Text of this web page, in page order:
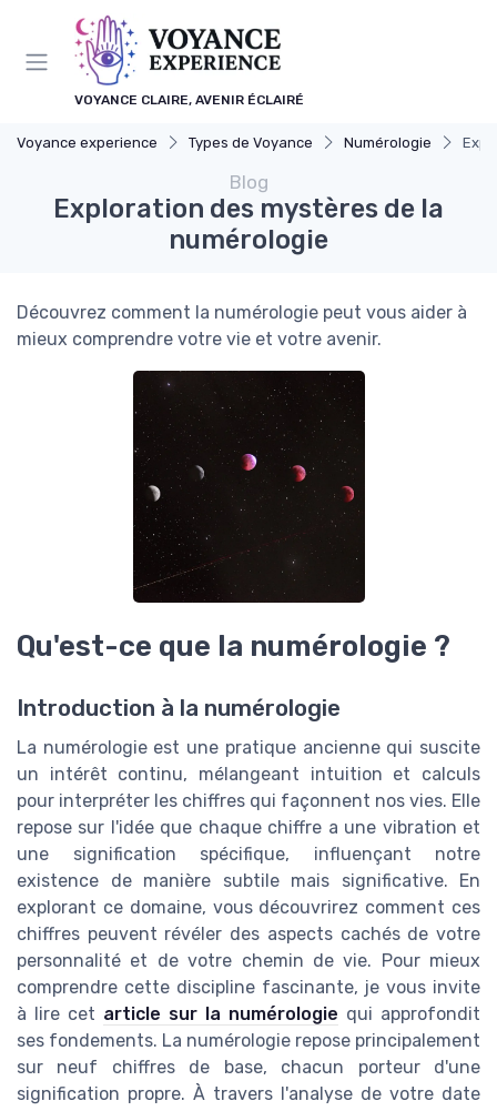
VOYANCE CLAIRE, AVENIR ÉCLAIRÉ
Voyance experience Types de Voyance Numérologie
Blog
Exploration des mystères de la
numérologie
Découvrez comment la numérologie peut vous aider à
mieux comprendre votre vie et votre avenir.
Qu'est-ce que la numérologie ?
Introduction à la numérologie
La numérologie est une pratique ancienne qui suscite
un intérêt continu, mélangeant intuition et calculs
pour interpréter les chiffres qui façonnent nos vies. Elle
repose sur l'idée que chaque chiffre a une vibration et
une signification spécifique, influençant notre
existence de manière subtile mais significative. En
explorant ce domaine, vous découvrirez comment ces
chiffres peuvent révéler des aspects cachés de votre
personnalité et de votre chemin de vie. Pour mieux
comprendre cette discipline fascinante, je vous invite
à lire cet article sur la numérologie qui approfondit
ses fondements. La numérologie repose principalement
sur neuf chiffres de base, chacun porteur d'une
signification propre. À travers l'analyse de votre date
Panneau de gestion des cookies